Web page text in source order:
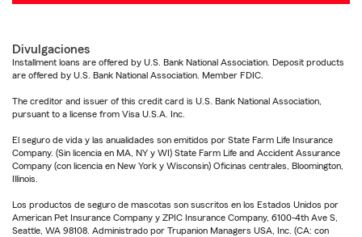
Divulgaciones
Installment loans are offered by U.S. Bank National Association. Deposit products
are offered by U.S. Bank National Association. Member FDIC.
The creditor and issuer of this credit card is U.S. Bank National Association,
pursuant to a license from Visa U.S.A. Inc.
El seguro de vida y las anualidades son emitidos por State Farm Life Insurance
Company. (Sin licencia en MA, NY y WI) State Farm Life and Accident Assurance
Company (con licencia en New York y Wisconsin) Oficinas centrales, Bloomington,
Illinois.
Los productos de seguro de mascotas son suscritos en los Estados Unidos por
American Pet Insurance Company y ZPIC Insurance Company, 6100-4th Ave S,
Seattle, WA 98108. Administrado por Trupanion Managers USA, Inc. (CA: con